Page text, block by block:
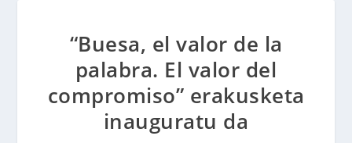
“Buesa, el valor de la
palabra. El valor del
compromiso” erakusketa
inauguratu da